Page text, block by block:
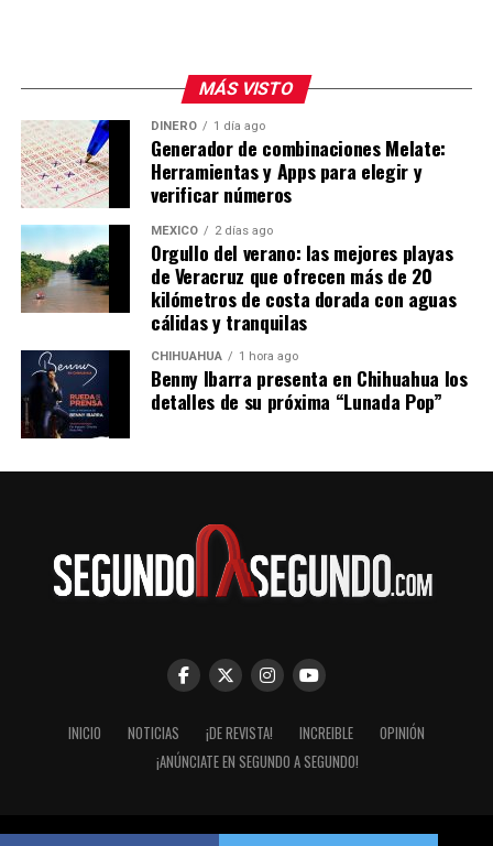
MÁS VISTO
DINERO 1 día ago
Generador de combinaciones Melate:
Herramientas y Apps para elegir y
verificar números
MÉXICO 2 días ago
Orgullo del verano: las mejores playas
de Veracruz que ofrecen más de 20
kilómetros de costa dorada con aguas
cálidas y tranquilas
CHIHUAHUA 1 hora ago
Benny Ibarra presenta en Chihuahua los
detalles de su próxima “Lunada Pop”
INICIO NOTICIAS ¡DE REVISTA! INCREIBLE
OPINIÓN
¡ANÚNCIATE EN SEGUNDO A SEGUNDO!